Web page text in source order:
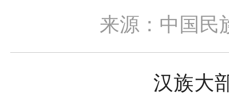
来源：中国民
汉族大部